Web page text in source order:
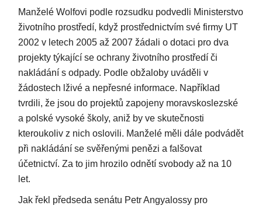
Manželé Wolfovi podle rozsudku podvedli Ministerstvo
životního prostředí, když prostřednictvím své firmy UT
2002 v letech 2005 až 2007 žádali o dotaci pro dva
projekty týkající se ochrany životního prostředí či
nakládání s odpady. Podle obžaloby uváděli v
žádostech lživé a nepřesné informace. Například
tvrdili, že jsou do projektů zapojeny moravskoslezské
a polské vysoké školy, aniž by ve skutečnosti
kteroukoliv z nich oslovili. Manželé měli dále podvádět
při nakládání se svěřenými penězi a falšovat
účetnictví. Za to jim hrozilo odnětí svobody až na 10
let.
Jak řekl předseda senátu Petr Angyalossy pro